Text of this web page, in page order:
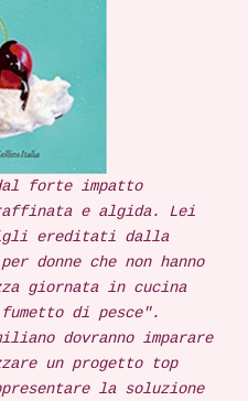
forte impatto
e algida. Lei
ereditati dalla
donne che non hanno
giornata in cucina
di pesce".
dovranno imparare
un progetto top
la soluzione